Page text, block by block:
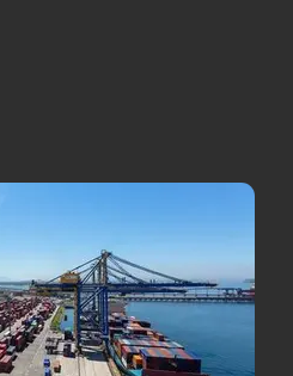
Podcast
Política
Saúde
Tempo